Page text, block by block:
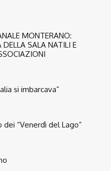
MONTERANO:
DELLA SALA NATILI E
si imbarcava”
“Venerdì del Lago”